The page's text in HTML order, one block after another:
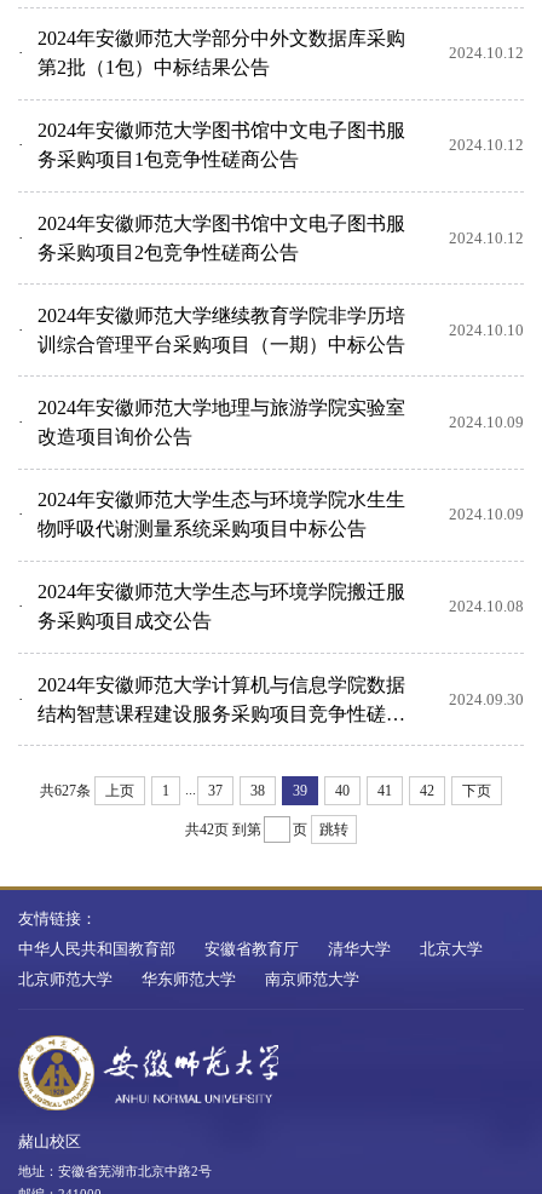
2024年安徽师范大学部分中外文数据库采购
第2批（1包）中标结果公告
2024.10.12
2024年安徽师范大学图书馆中文电子图书服
务采购项目1包竞争性磋商公告
2024.10.12
2024年安徽师范大学图书馆中文电子图书服
务采购项目2包竞争性磋商公告
2024.10.12
2024年安徽师范大学继续教育学院非学历培
训综合管理平台采购项目（一期）中标公告
2024.10.10
2024年安徽师范大学地理与旅游学院实验室
改造项目询价公告
2024.10.09
2024年安徽师范大学生态与环境学院水生生
物呼吸代谢测量系统采购项目中标公告
2024.10.09
2024年安徽师范大学生态与环境学院搬迁服
务采购项目成交公告
2024.10.08
2024年安徽师范大学计算机与信息学院数据
结构智慧课程建设服务采购项目竞争性磋商
公告
2024.09.30
共627条 上页 1 ... 37 38 39 40 41 42 下页
共42页 到第 页 跳转
友情链接：
中华人民共和国教育部
安徽省教育厅 清华大学
北京大学
北京师范大学
华东师范大学 南京师范大学
赭山校区
地址：安徽省芜湖市北京中路2号